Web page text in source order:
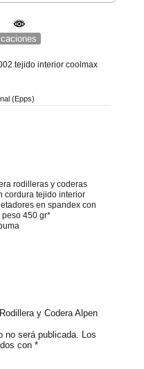
tejido interior coolmax
(Epps)
rodilleras y coderas
cordura tejido interior
en spandex con
peso 450 gr*
y Codera Alpen
no será publicada.
Los
con *